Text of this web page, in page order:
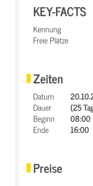
KEY-FACTS
Kennung
Freie Plätze
Zeiten
Datum
Dauer
(25
Beginn
08:00
Ende
16:00
Preise